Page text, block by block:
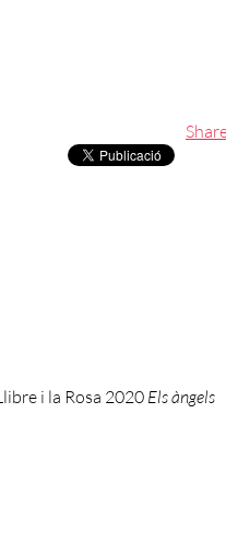
i la Rosa 2020Els àngels